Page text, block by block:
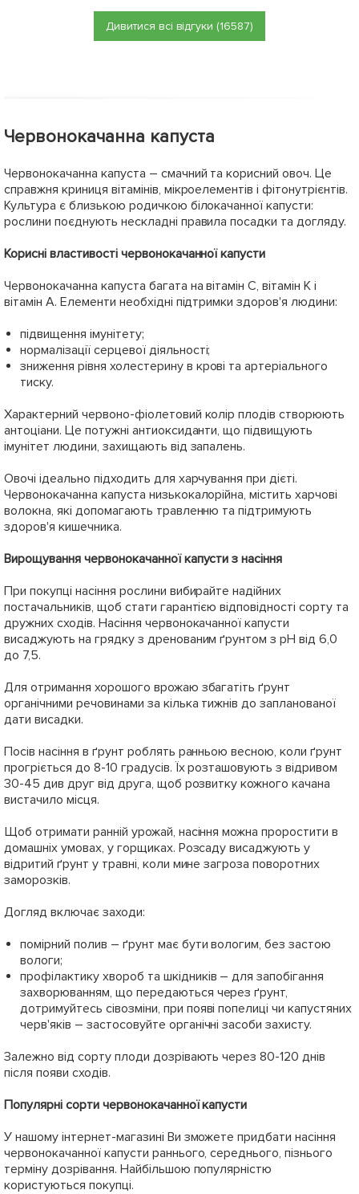
Дивитися всі відгуки (16587)
Червонокачанна капуста
Червонокачанна капуста – смачний та корисний овоч. Це
справжня криниця вітамінів, мікроелементів і фітонутрієнтів.
Культура є близькою родичкою білокачанної капусти:
рослини поєднують нескладні правила посадки та догляду.
Корисні властивості червонокачанної капусти
Червонокачанна капуста багата на вітамін С, вітамін К і
вітамін А. Елементи необхідні підтримки здоров'я людини:
підвищення імунітету;
нормалізації серцевої діяльності;
зниження рівня холестерину в крові та артеріального
тиску.
Характерний червоно-фіолетовий колір плодів створюють
антоціани. Це потужні антиоксиданти, що підвищують
імунітет людини, захищають від запалень.
Овочі ідеально підходить для харчування при дієті.
Червонокачанна капуста низькокалорійна, містить харчові
волокна, які допомагають травленню та підтримують
здоров'я кишечника.
Вирощування червонокачанної капусти з насіння
При покупці насіння рослини вибирайте надійних
постачальників, щоб стати гарантією відповідності сорту та
дружних сходів. Насіння червонокачанної капусти
висаджують на грядку з дренованим ґрунтом з pH від 6,0
до 7,5.
Для отримання хорошого врожаю збагатіть ґрунт
органічними речовинами за кілька тижнів до запланованої
дати висадки.
Посів насіння в ґрунт роблять ранньою весною, коли ґрунт
прогріється до 8-10 градусів. Їх розташовують з відривом
30-45 див друг від друга, щоб розвитку кожного качана
вистачило місця.
Щоб отримати ранній урожай, насіння можна проростити в
домашніх умовах, у горщиках. Розсаду висаджують у
відритий ґрунт у травні, коли мине загроза поворотних
заморозків.
Догляд включає заходи:
помірний полив – ґрунт має бути вологим, без застою
вологи;
профілактику хвороб та шкідників – для запобігання
захворюванням, що передаються через ґрунт,
дотримуйтесь сівозміни, при появі попелиці чи капустяних
черв'яків – застосовуйте органічні засоби захисту.
Залежно від сорту плоди дозрівають через 80-120 днів
після появи сходів.
Популярні сорти червонокачанної капусти
У нашому інтернет-магазині Ви зможете придбати насіння
червонокачанної капусти раннього, середнього, пізнього
терміну дозрівання. Найбільшою популярністю
користуються покупці.